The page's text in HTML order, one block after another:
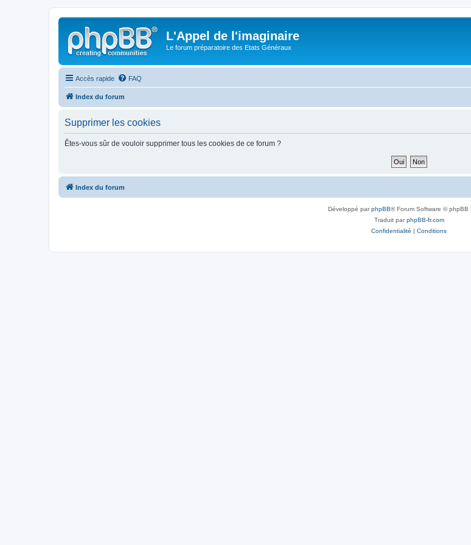
L'Appel de l'imaginaire
Le forum préparatoire des Etats Généraux
Accès rapide FAQ
Index du forum
Supprimer les cookies
Êtes-vous sûr de vouloir supprimer tous les cookies de ce forum ?
Index du forum
Développé parphpBB® Forum Software © phpBB
Traduit parphpBB-fr.com
Confidentialité | Conditions